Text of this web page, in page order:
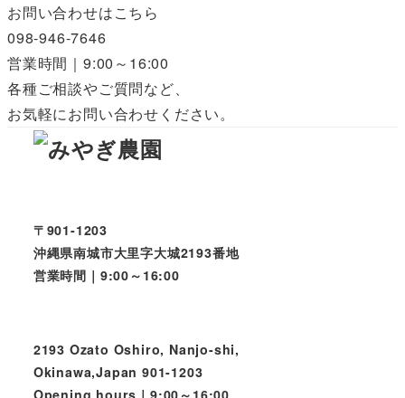
お問い合わせはこちら
098-946-7646
営業時間｜9:00～16:00
各種ご相談やご質問など、
お気軽にお問い合わせください。
〒901-1203
沖縄県南城市大里字大城2193番地
営業時間｜9:00～16:00
2193 Ozato Oshiro, Nanjo-shi,
Okinawa,Japan 901-1203